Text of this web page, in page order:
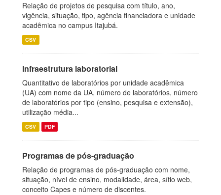
Relação de projetos de pesquisa com título, ano,
vigência, situação, tipo, agência financiadora e unidade
acadêmica no campus Itajubá.
CSV
Infraestrutura laboratorial
Quantitativo de laboratórios por unidade acadêmica
(UA) com nome da UA, número de laboratórios, número
de laboratórios por tipo (ensino, pesquisa e extensão),
utilização média...
CSV PDF
Programas de pós-graduação
Relação de programas de pós-graduação com nome,
situação, nível de ensino, modalidade, área, sítio web,
conceito Capes e número de discentes.